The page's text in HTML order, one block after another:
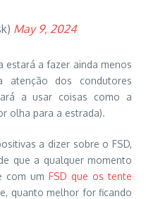
May 9, 2024
estará a fazer ainda menos
atenção dos condutores
a usar coisas como a
olha para a estrada).
a dizer sobre o FSD,
que a qualquer momento
com um FSD que os tente
quanto melhor for ficando